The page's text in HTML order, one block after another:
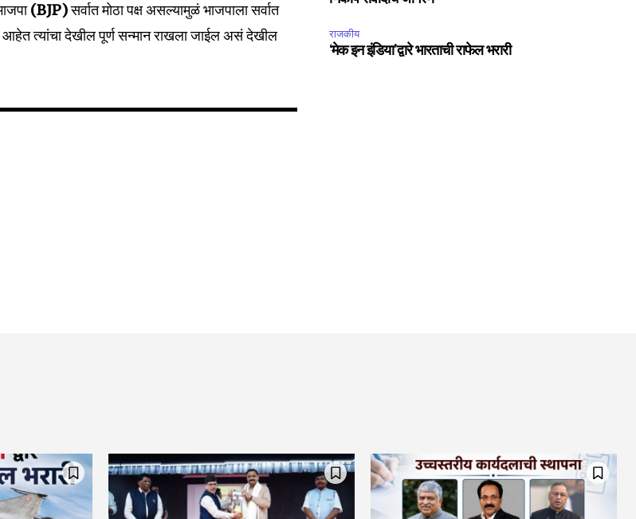
(BJP)सर्वात मोठा पक्ष असल्यामुळं भाजपाला सर्वात
त्यांचा देखील पूर्ण सन्मान राखला जाईल असं देखील
राजकीय
‘मेक इन इंडिया’द्वारे भारताची राफेल भरारी